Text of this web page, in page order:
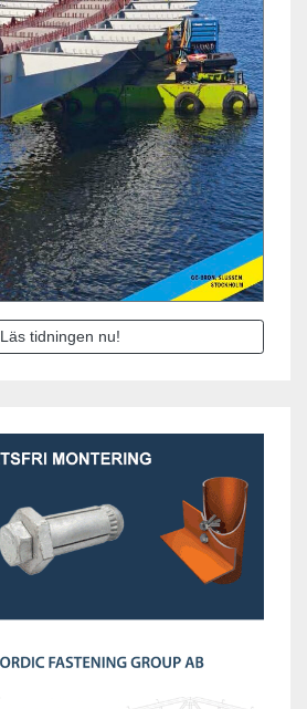
Läs tidningen nu!